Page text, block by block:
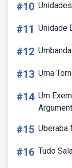
#10
#11 Unidade
#12
#13 Uma
#14 Um
#15 Uberaba
#16 Tudo